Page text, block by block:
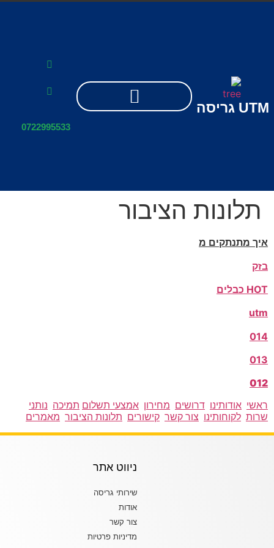
UTM גריסה
0722995533
תלונות הציבור
איך מתנתקים מ
בזק
HOT כבלים
utm
014
013
012
ראשי אודותינו דרושים מחירון אמצעי תשלום תמיכה נותני
שרות לקוחותינו צור קשר קישורים תלונות הציבור מאמרים
ניווט אתר
שירותי גריסה
אודות
צור קשר
מדיניות פרטיות